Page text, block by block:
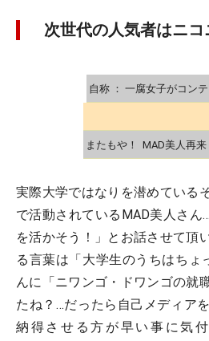
次世代の人気者はニコ
自称 ： 一腐女子がコン
またもや！ MAD美人再来
実際大学ではなりを潜めている
で活動されているMAD美人さ
を活かそう！」とお話させて頂
る言葉は「大学生のうちはちょ
んに「ニワンゴ・ドワンゴの就
たね？…だったら自己メディア
納得させる方が早い事に気